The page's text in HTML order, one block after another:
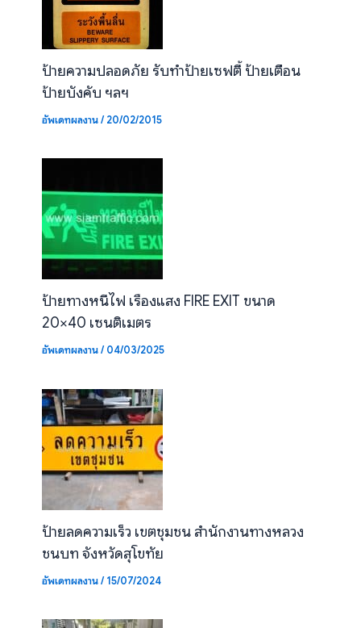
ป้ายความปลอดภัย รับทำป้ายเซฟตี้ ป้ายเตือน
ป้ายบังคับ ฯลฯ
อัพเดทผลงาน/20/02/2015
ป้ายทางหนีไฟ เรืองแสง FIRE EXIT ขนาด
20×40 เซนติเมตร
อัพเดทผลงาน/04/03/2025
ป้ายลดความเร็ว เขตชุมชน สำนักงานทางหลวง
ชนบท จังหวัดสุโขทัย
อัพเดทผลงาน/15/07/2024